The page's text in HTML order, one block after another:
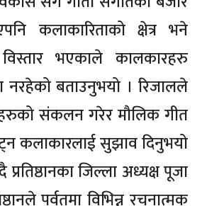
कलाकारिताको क्षेत्र भने
भएकाले कालकारहरु
नरहेको बताउनुभयो । रिजालले
संकलन गरेर मौलिक गीत
कलाकारलाई सुझाव दिनुभयो
प्रतिष्ठानका जिल्ला अध्यक्ष पूजा
पर्वतमा विभिन्न रचनात्मक